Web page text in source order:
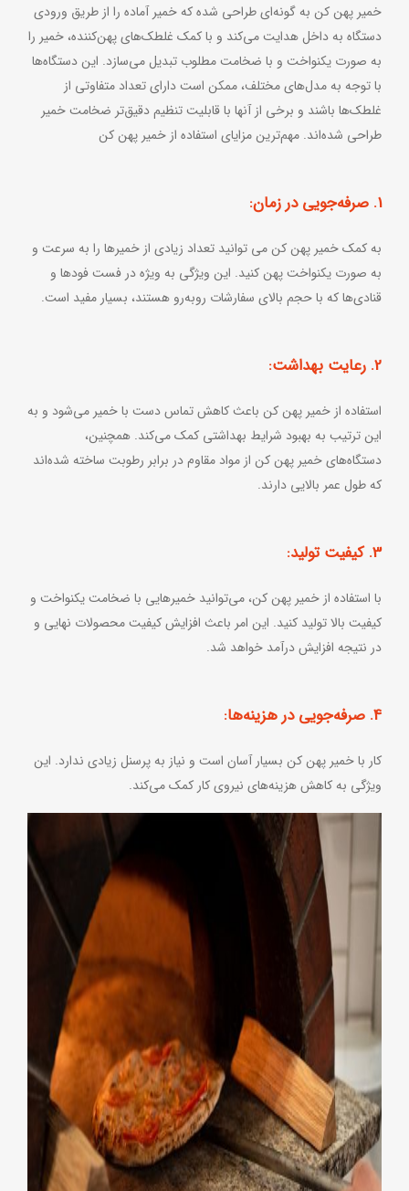
خمیر پهن کن به گونه‌ای طراحی شده که خمیر آماده را از طریق ورودی
دستگاه به داخل هدایت می‌کند و با کمک غلطک‌های پهن‌کننده، خمیر را
به صورت یکنواخت و با ضخامت مطلوب تبدیل می‌سازد. این دستگاه‌ها
با توجه به مدل‌های مختلف، ممکن است دارای تعداد متفاوتی از
غلطک‌ها باشند و برخی از آنها با قابلیت تنظیم دقیق‌تر ضخامت خمیر
طراحی شده‌اند. مهم‌ترین مزایای استفاده از خمیر پهن کن
1. صرفه‌جویی در زمان:
به کمک خمیر پهن کن می توانید تعداد زیادی از خمیرها را به سرعت و
به صورت یکنواخت پهن کنید. این ویژگی به ویژه در فست فودها و
قنادی‌ها که با حجم بالای سفارشات روبه‌رو هستند، بسیار مفید است.
2. رعایت بهداشت:
استفاده از خمیر پهن کن باعث کاهش تماس دست با خمیر می‌شود و به
این ترتیب به بهبود شرایط بهداشتی کمک می‌کند. همچنین،
دستگاه‌های خمیر پهن کن از مواد مقاوم در برابر رطوبت ساخته شده‌اند
که طول عمر بالایی دارند.
3. کیفیت تولید:
با استفاده از خمیر پهن کن، می‌توانید خمیرهایی با ضخامت یکنواخت و
کیفیت بالا تولید کنید. این امر باعث افزایش کیفیت محصولات نهایی و
در نتیجه افزایش درآمد خواهد شد.
4. صرفه‌جویی در هزینه‌ها:
کار با خمیر پهن کن بسیار آسان است و نیاز به پرسنل زیادی ندارد. این
ویژگی به کاهش هزینه‌های نیروی کار کمک می‌کند.